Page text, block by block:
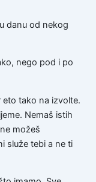
danu od nekog
nego pod i po
tako na izvolte.
Nemaš istih
možeš
služe tebi a ne ti